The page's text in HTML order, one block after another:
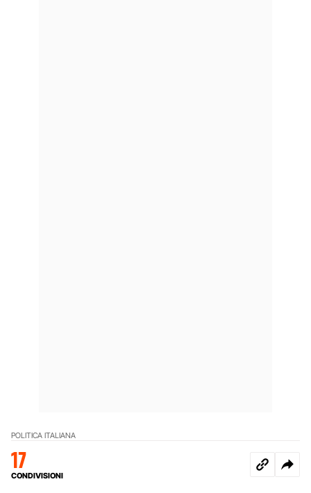
POLITICA ITALIANA
17
CONDIVISIONI